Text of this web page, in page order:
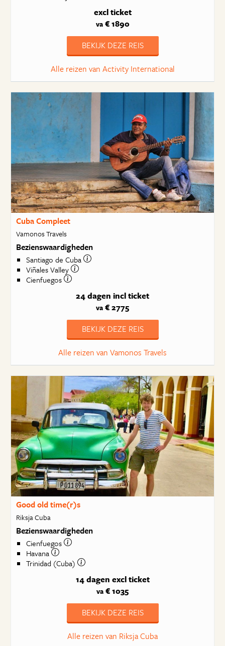
excl ticket
va€ 1890
BEKIJK DEZE REIS
Alle reizen van Activity International
Cuba Compleet
Vamonos Travels
Bezienswaardigheden
Santiago de Cuba
Viñales Valley
Cienfuegos
24 dagen incl ticket
va € 2775
BEKIJK DEZE REIS
Alle reizen van Vamonos Travels
Good old time(r)s
Riksja Cuba
Bezienswaardigheden
Cienfuegos
Havana
Trinidad (Cuba)
14 dagen excl ticket
va € 1035
BEKIJK DEZE REIS
Alle reizen van Riksja Cuba